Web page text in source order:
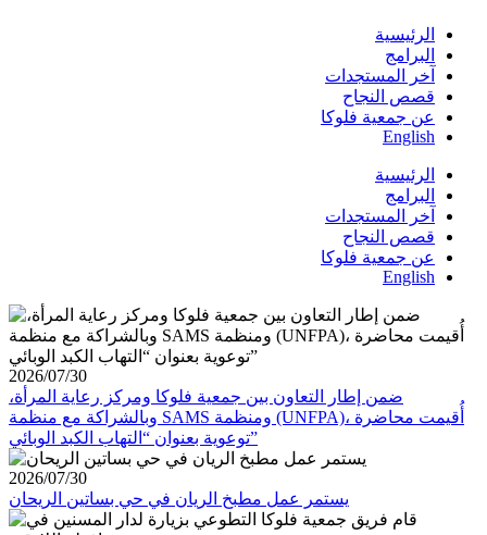
الرئيسية
البرامج
آخر المستجدات
قصص النجاح
عن جمعية فلوكا
English
الرئيسية
البرامج
آخر المستجدات
قصص النجاح
عن جمعية فلوكا
English
2026/07/30
ضمن إطار التعاون بين جمعية فلوكا ومركز رعاية المرأة،
وبالشراكة مع منظمة SAMS ومنظمة (UNFPA)، أُقيمت محاضرة
توعوية بعنوان “التهاب الكبد الوبائي”
2026/07/30
يستمر عمل مطبخ الريان في حي بساتين الريحان